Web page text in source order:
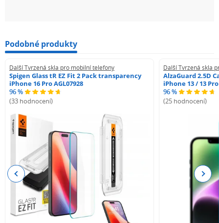
Podobné produkty
Další Tvrzená skla pro mobilní telefony
Spigen Glass tR EZ Fit 2 Pack transparency
iPhone 16 Pro AGL07928
96 %
(33 hodnocení)
Další Tvrzená skla
AlzaGuard 2.5D
iPhone 13 / 13 Pro
96 %
(25 hodnocení)
Previous Next